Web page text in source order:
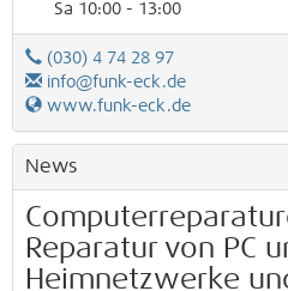
Sa 10:00 - 13:00
(030) 4 74 28 97
info@funk-eck.de
www.funk-eck.de
News
Reparatur von PC
Heimnetzwerke